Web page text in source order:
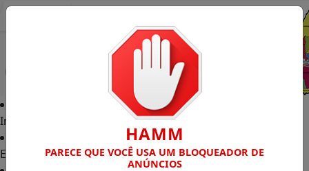
Início
Edições
HAMM
PARECE QUE VOCÊ USA UM BLOQUEADOR DE
ANÚNCIOS